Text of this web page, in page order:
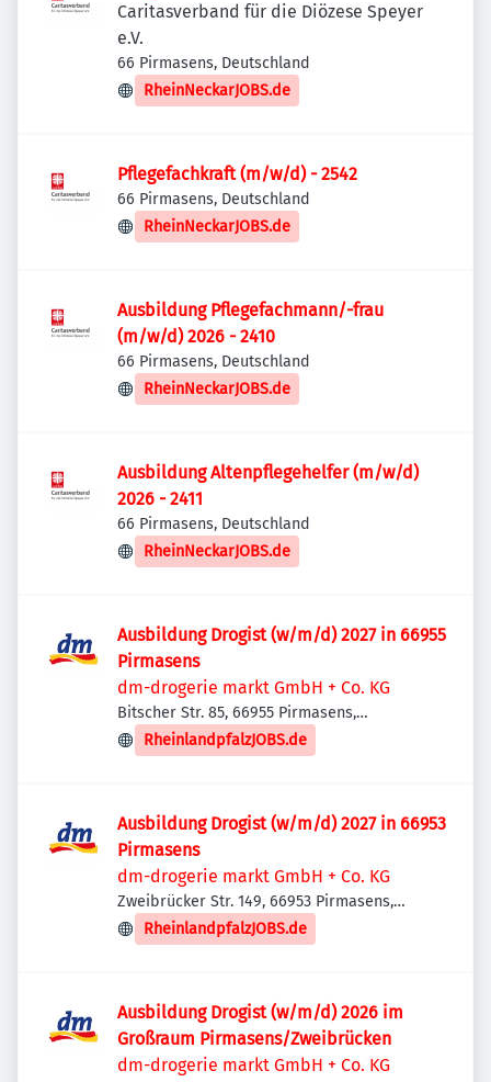
Caritasverband für die Diözese Speyer
e.V.
66 Pirmasens, Deutschland
RheinNeckarJOBS.de
Pflegefachkraft (m/w/d) - 2542
66 Pirmasens, Deutschland
RheinNeckarJOBS.de
Ausbildung Pflegefachmann/-frau
(m/w/d) 2026 - 2410
66 Pirmasens, Deutschland
RheinNeckarJOBS.de
Ausbildung Altenpflegehelfer (m/w/d)
2026 - 2411
66 Pirmasens, Deutschland
RheinNeckarJOBS.de
Ausbildung Drogist (w/m/d) 2027 in 66955
Pirmasens
dm-drogerie markt GmbH + Co. KG
Bitscher Str. 85, 66955 Pirmasens,
Deutschland
RheinlandpfalzJOBS.de
Ausbildung Drogist (w/m/d) 2027 in 66953
Pirmasens
dm-drogerie markt GmbH + Co. KG
Zweibrücker Str. 149, 66953 Pirmasens,
Deutschland
RheinlandpfalzJOBS.de
Ausbildung Drogist (w/m/d) 2026 im
Großraum Pirmasens/Zweibrücken
dm-drogerie markt GmbH + Co. KG